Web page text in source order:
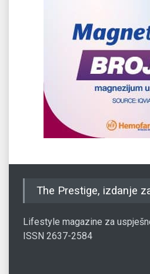
The Prestige, izdanje
Lifestyle magazine za
ISSN 2637-2584